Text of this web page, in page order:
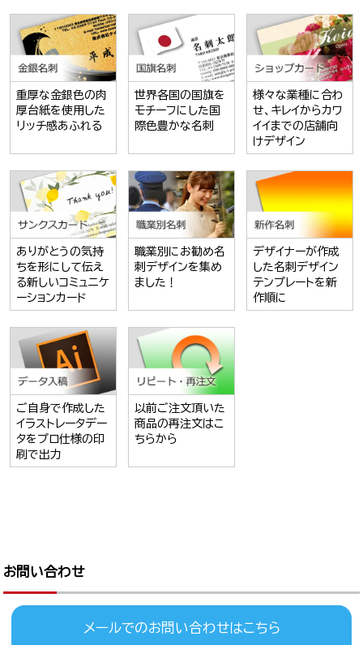
重厚な金銀色の肉
厚台紙を使用した
リッチ感あふれる
世界各国の国旗を
モチーフにした国
際色豊かな名刺
様々な業種に合わ
せ、キレイからカワ
イイまでの店舗向
けデザイン
ありがとうの気持
ちを形にして伝え
る新しいコミュニケ
ーションカード
職業別にお勧め名
刺デザインを集め
ました！
デザイナーが作成
した名刺デザイン
テンプレートを新
作順に
ご自身で作成した
イラストレータデー
タをプロ仕様の印
刷で出力
以前ご注文頂いた
商品の再注文はこ
ちらから
お問い合わせ
メールでのお問い合わせはこちら